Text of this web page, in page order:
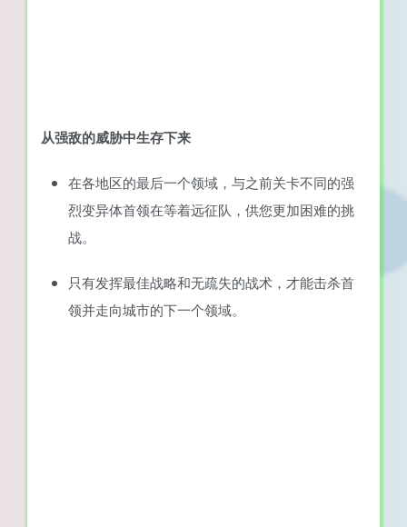
从强敌的威胁中生存下来
在各地区的最后一个领域，与之前关卡不同的强
烈变异体首领在等着远征队，供您更加困难的挑
战。
只有发挥最佳战略和无疏失的战术，才能击杀首
领并走向城市的下一个领域。